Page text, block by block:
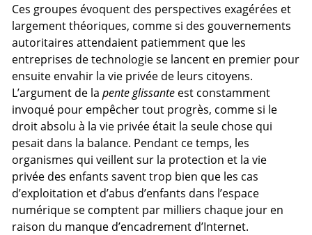
Ces groupes évoquent des perspectives exagérées et
largement théoriques, comme si des gouvernements
autoritaires attendaient patiemment que les
entreprises de technologie se lancent en premier pour
ensuite envahir la vie privée de leurs citoyens.
L’argument de lapente glissante est constamment
invoqué pour empêcher tout progrès, comme si le
droit absolu à la vie privée était la seule chose qui
pesait dans la balance. Pendant ce temps, les
organismes qui veillent sur la protection et la vie
privée des enfants savent trop bien que les cas
d’exploitation et d’abus d’enfants dans l’espace
numérique se comptent par milliers chaque jour en
raison du manque d’encadrement d’Internet.